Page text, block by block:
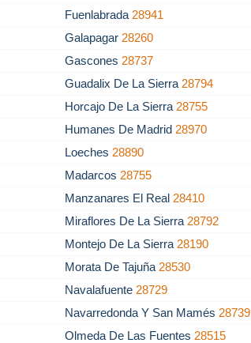
Fuenlabrada 28941
Galapagar 28260
Gascones 28737
Guadalix De La Sierra 28794
Horcajo De La Sierra 28755
Humanes De Madrid 28970
Loeches 28890
Madarcos 28755
Manzanares El Real 28410
Miraflores De La Sierra 28792
Montejo De La Sierra 28190
Morata De Tajuña 28530
Navalafuente 28729
Navarredonda Y San Mamés 28739
Olmeda De Las Fuentes 28515